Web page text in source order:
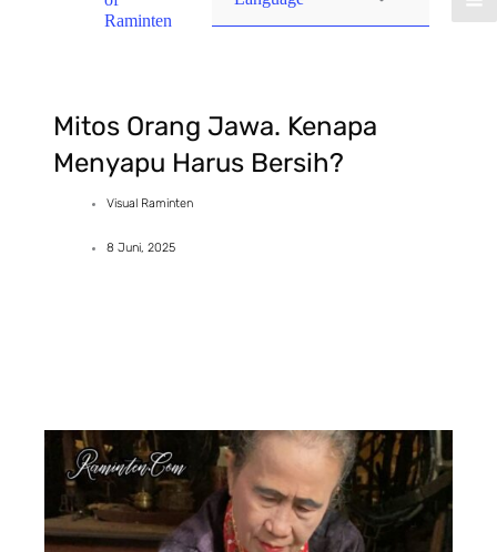
Raminten
Mitos Orang Jawa. Kenapa
Menyapu Harus Bersih?
Visual Raminten
8 Juni, 2025